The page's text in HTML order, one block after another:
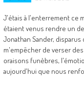
J'étais à l'enterrement ce
étaient venus rendre un
Jonathan Sander,
m'empêcher de verser
oraisons funèbres,
aujourd'hui que nous